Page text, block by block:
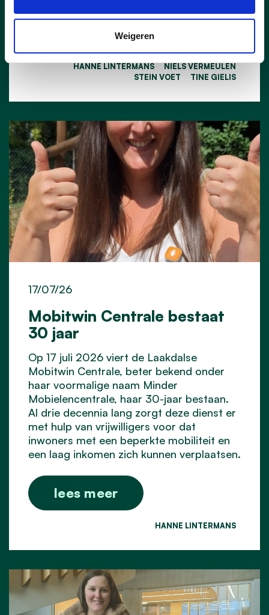
Weigeren
lees meer
CHIEL PEETERS
GERDA BROECKX
HANNE LINTERMANS
NIELS VERMEULEN
STEIN VOET
TINE GIELIS
Mobitwin Centrale bestaat
30 jaar
17/07/26
Op 17 juli 2026 viert de Laakdalse
Mobitwin Centrale, beter bekend onder
haar voormalige naam Minder
Mobielencentrale, haar 30-jaar bestaan.
Al drie decennia lang zorgt deze dienst er
met hulp van vrijwilligers voor dat
inwoners met een beperkte mobiliteit en
een laag inkomen zich kunnen verplaatsen.
lees meer
HANNE LINTERMANS